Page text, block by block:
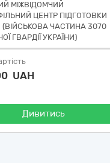
МІЖВІДОМЧИЙ
ЦЕНТР ПІДГОТОВКИ
(ВІЙСЬКОВА ЧАСТИНА 3070
ГВАРДІЇ УКРАЇНИ)
UAH
Дивитись